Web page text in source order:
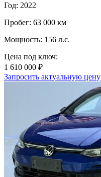
Год: 2022
Пробег: 63 000 км
Мощность: 156 л.с.
Цена под ключ:
1 610 000 ₽
Запросить актуальную цену